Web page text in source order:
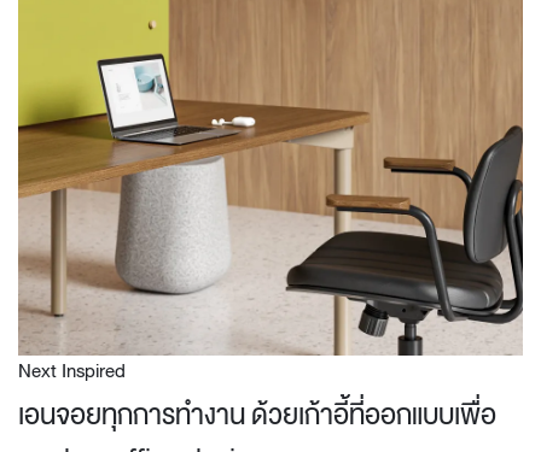
Next Inspired
เอนจอยทุกการทำงาน ด้วยเก้าอี้ที่ออกแบบเพื่อ